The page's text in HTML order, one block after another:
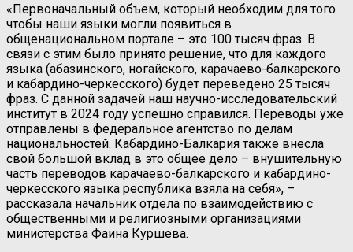
«Первоначальный объем, который необходим для того
чтобы наши языки могли появиться в
общенациональном портале – это 100 тысяч фраз. В
связи с этим было принято решение, что для каждого
языка (абазинского, ногайского, карачаево-балкарского
и кабардино-черкесского) будет переведено 25 тысяч
фраз. С данной задачей наш научно-исследовательский
институт в 2024 году успешно справился. Переводы уже
отправлены в федеральное агентство по делам
национальностей. Кабардино-Балкария также внесла
свой большой вклад в это общее дело – внушительную
часть переводов карачаево-балкарского и кабардино-
черкесского языка республика взяла на себя», –
рассказала начальник отдела по взаимодействию с
общественными и религиозными организациями
министерства Фаина Куршева.